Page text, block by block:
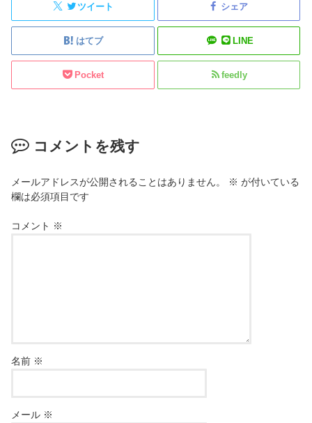
ツイート シェア
はてブ LINE
Pocket feedly
コメントを残す
メールアドレスが公開されることはありません。 ※ が付いている
欄は必須項目です
コメント ※
名前 ※
メール ※